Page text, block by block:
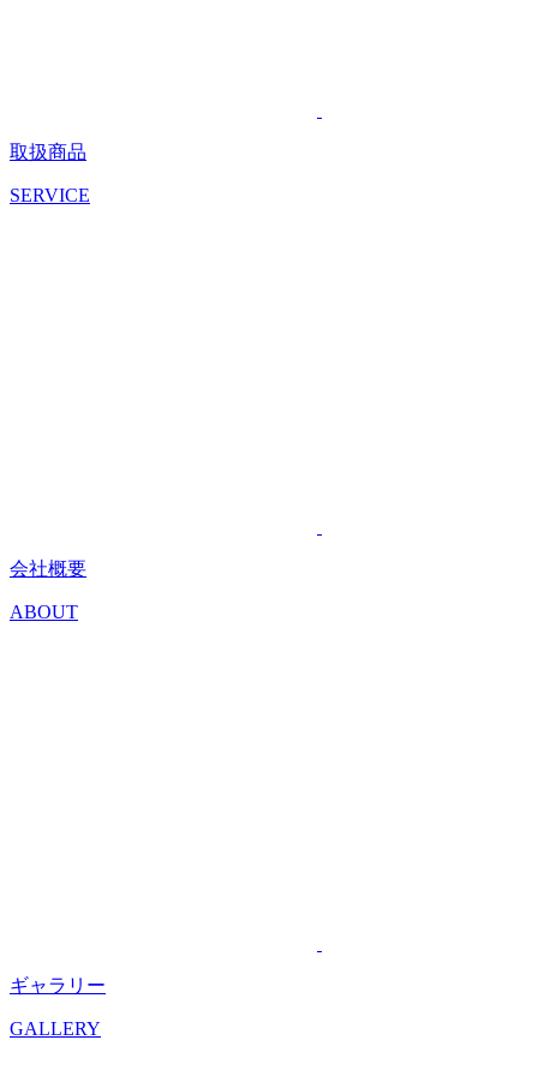
取扱商品
SERVICE
会社概要
ABOUT
ギャラリー
GALLERY